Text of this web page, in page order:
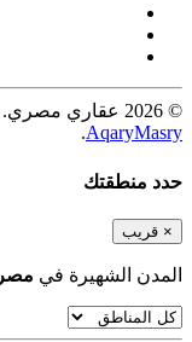
© 2026 عقاري مصري. كل الحقوق محفوظة. مشغل بواسطة
AqaryMasry
.
حدد منطقتك
× قريب
المدن الشهيرة في مصر